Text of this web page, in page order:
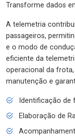
Transforme dados
A telemetria
passageiros,
e o modo de
eficiente da
operacional da
manutenção e
Identificação de
Elaboração de